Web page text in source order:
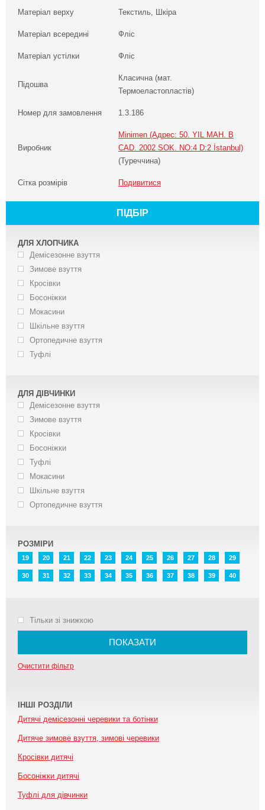
Матеріал верху Текстиль, Шкіра
Матеріал всередині Фліс
Матеріал устілки Фліс
Підошва
Класична (мат.
Термоеластопластів)
Номер для замовлення 1.3.186
Виробник
Minimen (Адрес: 50. YIL MAH. B
CAD. 2002 SOK. NO:4 D:2 İstanbul)
(Туреччина)
Сітка розмірів Подивитися
ПІДБІР
ДЛЯ ХЛОПЧИКА
Демісезонне взуття
Зимове взуття
Кросівки
Босоніжки
Мокасини
Шкільне взуття
Ортопедичне взуття
Туфлі
ДЛЯ ДІВЧИНКИ
Демісезонне взуття
Зимове взуття
Кросівки
Босоніжки
Туфлі
Мокасини
Шкільне взуття
Ортопедичне взуття
РОЗМІРИ
19 20 21 22 23 24 25 26 27 28 29
30 31 32 33 34 35 36 37 38 39 40
Тільки зі знижкою
ПОКАЗАТИ
Очистити фільтр
ІНШІ РОЗДІЛИ
Дитячі демісезонні черевики та ботінки
Дитяче зимове взуття, зимові черевики
Кросівки дитячі
Босоніжки дитячі
Туфлі для дівчинки